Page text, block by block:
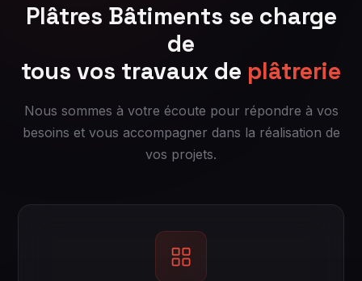
Plâtres Bâtiments se charge
de
tous vos travaux de plâtrerie
Nous sommes à votre écoute pour répondre à vos
besoins et vous accompagner dans la réalisation de
vos projets.